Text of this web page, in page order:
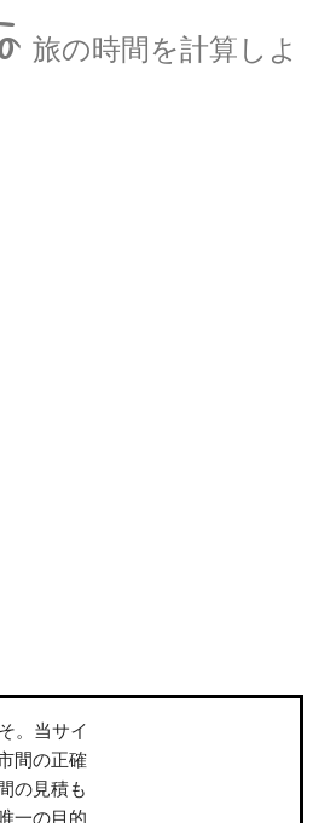
旅の時間を計算しよ
。当サイ
間の正確
の見積も
一の目的